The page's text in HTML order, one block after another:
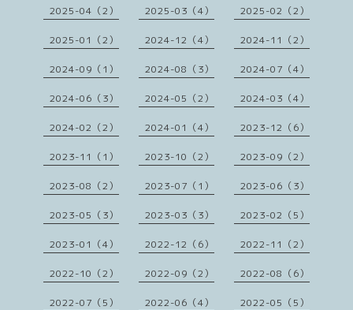
2025-04（2） 2025-03（4） 2025-02（2）
2025-01（2） 2024-12（4） 2024-11（2）
2024-09（1） 2024-08（3） 2024-07（4）
2024-06（3） 2024-05（2） 2024-03（4）
2024-02（2） 2024-01（4） 2023-12（6）
2023-11（1） 2023-10（2） 2023-09（2）
2023-08（2） 2023-07（1） 2023-06（3）
2023-05（3） 2023-03（3） 2023-02（5）
2023-01（4） 2022-12（6） 2022-11（2）
2022-10（2） 2022-09（2） 2022-08（6）
2022-07（5） 2022-06（4） 2022-05（5）